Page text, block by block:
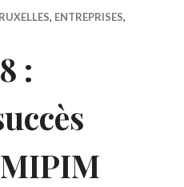
, ENTREPRISES,
: